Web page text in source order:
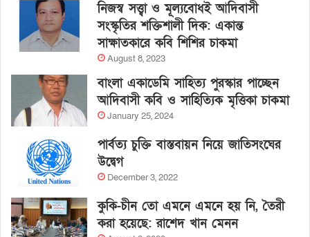
নিজস্ব সত্ত্বা ও মূল্যবোধই আদিবাসী
সংস্কৃতির শক্তিশালী দিক: একান্ত
সাক্ষাতকারে কবি শিশির চাকমা
August 8, 2023
বাংলা একাডেমি সাহিত্য পুরস্কার পাচ্ছেন
আদিবাসী কবি ও সাহিত্যিক মৃত্তিকা চাকমা
January 25, 2024
পার্বত্য চুক্তি বাস্তবায়ন নিয়ে জাতিসংঘের
উদ্বেগ
December 3, 2022
কুকি-চীন তো এমনে এমনে হয় নি, তৈরী
করা হয়েছে: রাশেদ খান মেনন